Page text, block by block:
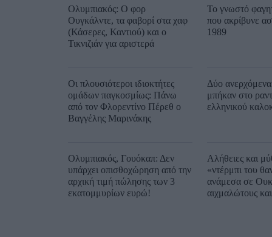
Ολυμπιακός: Ο φορ
Ουγκάλντε, τα φαβορί στα χαφ
(Κάσερες, Καντιού) και ο
Τικνιζιάν για αριστερά
Οι πλουσιότεροι ιδιοκτήτες
ομάδων παγκοσμίως: Πάνω
από τον Φλορεντίνο Πέρεθ ο
Βαγγέλης Μαρινάκης
Ολυμπιακός, Γουόκαπ: Δεν
υπάρχει οπισθοχώρηση από την
αρχική τιμή πώλησης των 3
εκατομμυρίων ευρώ!
Το γνωστό
που ακρίβυνε
1989
Δύο
μπήκαν στο
ελληνικού
Αλήθειες και
«ντέρμπι του
ανάμεσα σε
αιχμαλώτους